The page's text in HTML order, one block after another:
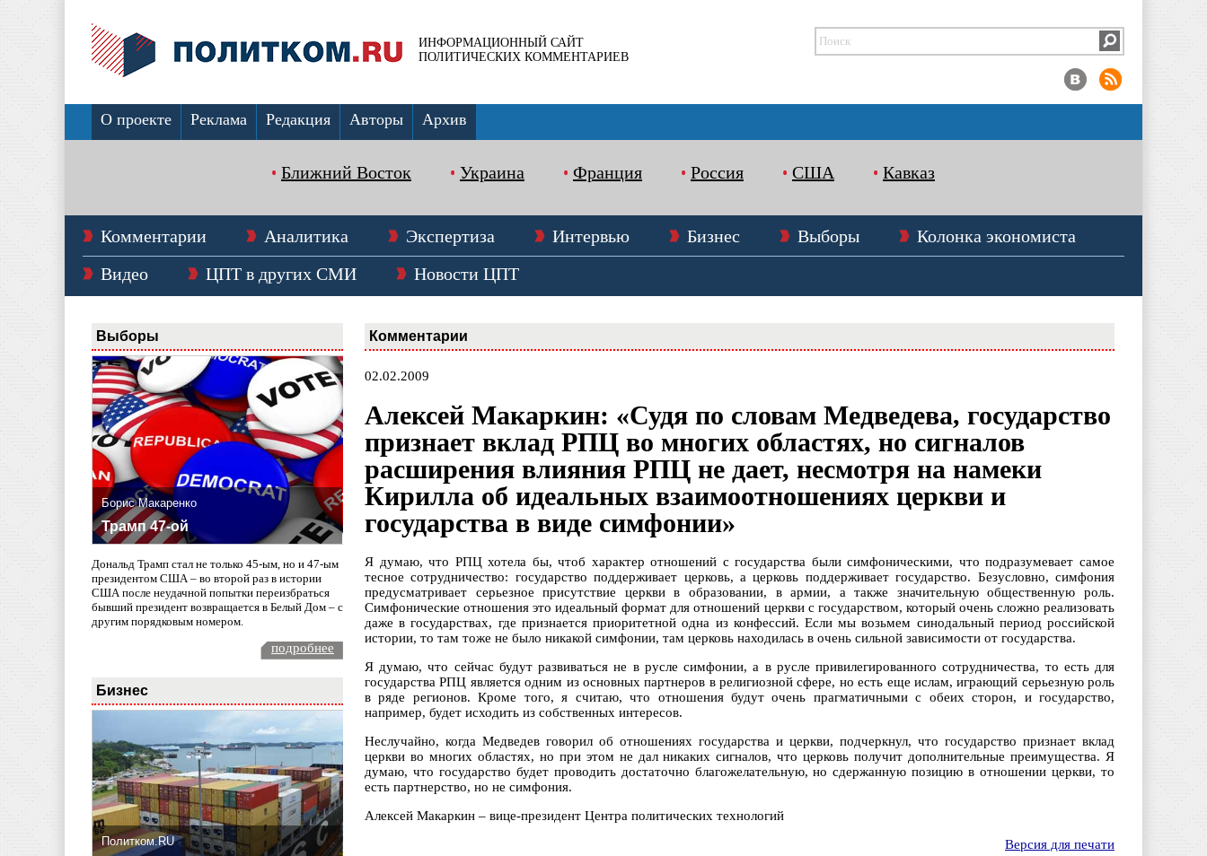
ИНФОРМАЦИОННЫЙ САЙТ
ПОЛИТИЧЕСКИХ КОММЕНТАРИЕВ
О проекте Реклама Редакция Авторы Архив
Ближний Восток Украина Франция Россия США Кавказ
Комментарии Аналитика Экспертиза Интервью Бизнес Выборы
Колонка экономиста
Видео
ЦПТ в других СМИ Новости ЦПТ
Выборы
Борис Макаренко
Трамп 47-ой
Дональд Трамп стал не только 45-ым, но и 47-ым
президентом США – во второй раз в истории
США после неудачной попытки переизбраться
бывший президент возвращается в Белый Дом – с
другим порядковым номером.
подробнее
Бизнес
Политком.RU
Комментарии
02.02.2009
Алексей Макаркин: «Судя по словам Медведева, государство
признает вклад РПЦ во многих областях, но сигналов
расширения влияния РПЦ не дает, несмотря на намеки
Кирилла об идеальных взаимоотношениях церкви и
государства в виде симфонии»
Я думаю, что РПЦ хотела бы, чтоб характер отношений с государства были симфоническими, что подразумевает самое
тесное сотрудничество: государство поддерживает церковь, а церковь поддерживает государство. Безусловно, симфония
предусматривает серьезное присутствие церкви в образовании, в армии, а также значительную общественную роль.
Симфонические отношения это идеальный формат для отношений церкви с государством, который очень сложно реализовать
даже в государствах, где признается приоритетной одна из конфессий. Если мы возьмем синодальный период российской
истории, то там тоже не было никакой симфонии, там церковь находилась в очень сильной зависимости от государства.
Я думаю, что сейчас будут развиваться не в русле симфонии, а в русле привилегированного сотрудничества, то есть для
государства РПЦ является одним из основных партнеров в религиозной сфере, но есть еще ислам, играющий серьезную роль
в ряде регионов. Кроме того, я считаю, что отношения будут очень прагматичными с обеих сторон, и государство,
например, будет исходить из собственных интересов.
Неслучайно, когда Медведев говорил об отношениях государства и церкви, подчеркнул, что государство признает вклад
церкви во многих областях, но при этом не дал никаких сигналов, что церковь получит дополнительные преимущества. Я
думаю, что государство будет проводить достаточно благожелательную, но сдержанную позицию в отношении церкви, то
есть партнерство, но не симфония.
Алексей Макаркин – вице-президент Центра политических технологий
Версия для печати